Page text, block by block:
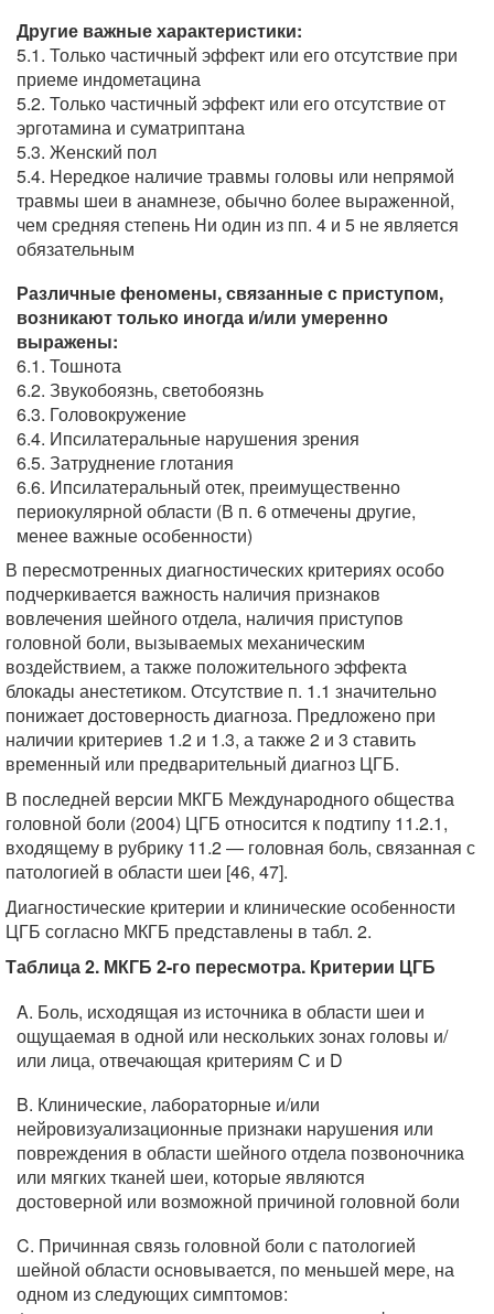
Другие важные характеристики:
5.1. Только частичный эффект или его отсутствие при
приеме индометацина
5.2. Только частичный эффект или его отсутствие от
эрготамина и суматриптана
5.3. Женский пол
5.4. Нередкое наличие травмы головы или непрямой
травмы шеи в анамнезе, обычно более выраженной,
чем средняя степень Ни один из пп. 4 и 5 не является
обязательным
Различные феномены, связанные с приступом,
возникают только иногда и/или умеренно
выражены:
6.1. Тошнота
6.2. Звукобоязнь, светобоязнь
6.3. Головокружение
6.4. Ипсилатеральные нарушения зрения
6.5. Затруднение глотания
6.6. Ипсилатеральный отек, преимущественно
периокулярной области (В п. 6 отмечены другие,
менее важные особенности)
В пересмотренных диагностических критериях особо
подчеркивается важность наличия признаков
вовлечения шейного отдела, наличия приступов
головной боли, вызываемых механическим
воздействием, а также положительного эффекта
блокады анестетиком. Отсутствие п. 1.1 значительно
понижает достоверность диагноза. Предложено при
наличии критериев 1.2 и 1.3, а также 2 и 3 ставить
временный или предварительный диагноз ЦГБ.
В последней версии МКГБ Международного общества
головной боли (2004) ЦГБ относится к подтипу 11.2.1,
входящему в рубрику 11.2 — головная боль, связанная с
патологией в области шеи [46, 47].
Диагностические критерии и клинические особенности
ЦГБ согласно МКГБ представлены в табл. 2.
Таблица 2. МКГБ 2-го пересмотра. Критерии ЦГБ
A. Боль, исходящая из источника в области шеи и
ощущаемая в одной или нескольких зонах головы и/
или лица, отвечающая критериям С и D
B. Клинические, лабораторные и/или
нейровизуализационные признаки нарушения или
повреждения в области шейного отдела позвоночника
или мягких тканей шеи, которые являются
достоверной или возможной причиной головной боли
C. Причинная связь головной боли с патологией
шейной области основывается, по меньшей мере, на
одном из следующих симптомов: